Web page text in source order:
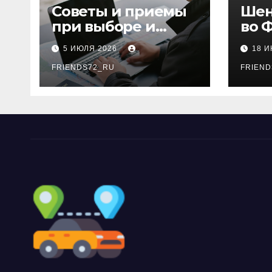
Советы и приемы
при выборе и
бронировании
авиабилетов
5 ИЮЛЯ 2026
FRIENDS72_RU
во
18